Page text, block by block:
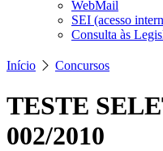
WebMail
SEI (acesso
Consulta às
Início Concursos
TESTE
002/2010